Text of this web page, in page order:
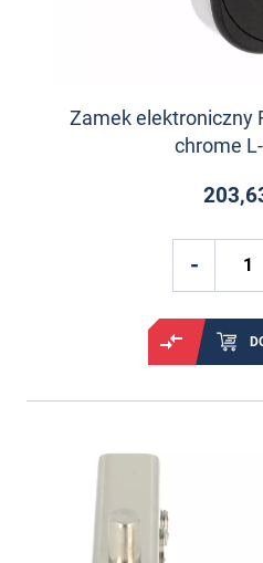
Zamek elektroniczny
chrome